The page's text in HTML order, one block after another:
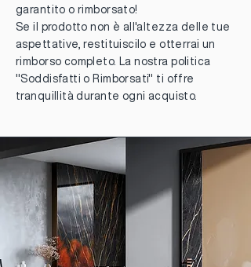
garantito o rimborsato!
Se il prodotto non è all'altezza delle tue
aspettative, restituiscilo e otterrai un
rimborso completo. La nostra politica
"Soddisfatti o Rimborsati" ti offre
tranquillità durante ogni acquisto.